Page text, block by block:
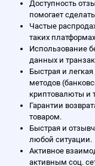
Доступность
помогает
Частые
таких
Использование
данных и
Быстрая и
методов
криптовалюты и
Гарантии
товаром.
Быстрая и
любой ситуации.
Активное
активным соц.